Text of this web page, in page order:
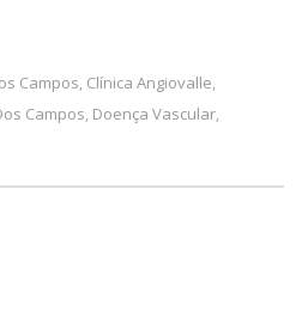
Campos, Clínica Angiovalle,
Campos, Doença Vascular,